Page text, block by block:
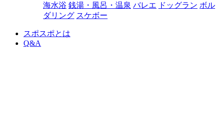
海水浴 銭湯・風呂・温泉 バレエ ドッグラン ボル
ダリング スケボー
スポスポとは
Q&A